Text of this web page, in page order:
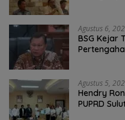
Agustus 6,
BSG Kejar
Agustus 5,
Hendry
PUPRD